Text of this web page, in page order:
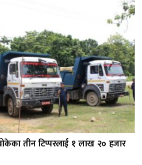
तीन टिप्परलाई १ लाख २० हजार